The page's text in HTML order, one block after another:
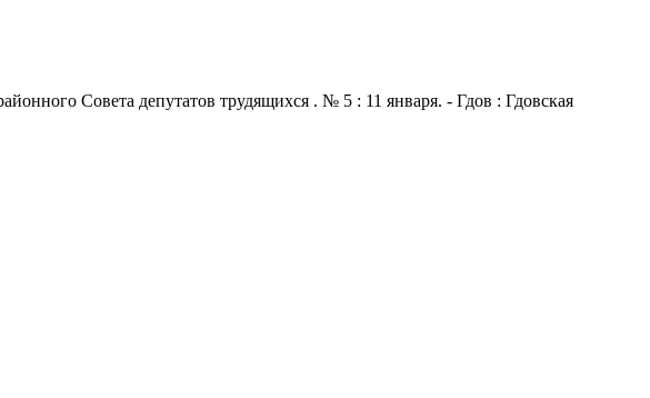
Совета депутатов трудящихся . № 5 : 11 января. - Гдов : Гдовская